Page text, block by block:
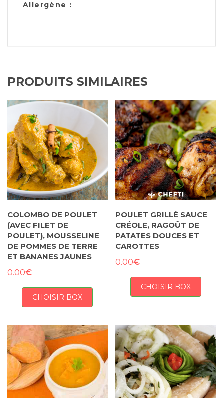
Allergène :
–
PRODUITS SIMILAIRES
COLOMBO DE POULET
(AVEC FILET DE
POULET), MOUSSELINE
DE POMMES DE TERRE
ET BANANES JAUNES
0.00€
CHOISIR BOX
POULET GRILLÉ SAUCE
CRÉOLE, RAGOÛT DE
PATATES DOUCES ET
CAROTTES
0.00€
CHOISIR BOX